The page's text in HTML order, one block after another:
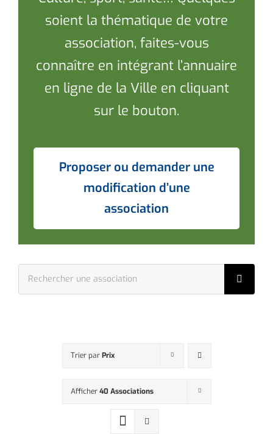
soient la thématique de votre
association, faites-vous
connaître en intégrant l’annuaire
en ligne de la Ville en cliquant
sur le bouton.
Proposer ou demander une
modification d’une
association
Chercher
:
Trier parPrix
Afficher40 Associations